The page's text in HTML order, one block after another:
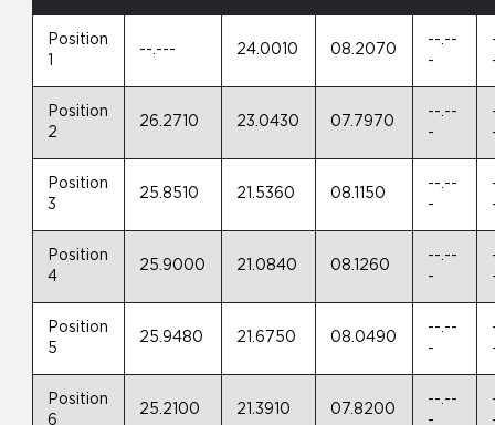
Position
--.--- 24.0010 08.2070
--.--
-
Position
2
26.2710 23.0430 07.7970
--.--
-
Position
3
25.8510 21.5360 08.1150
--.--
-
Position
4
25.9000 21.0840 08.1260
--.--
-
Position
5
25.9480 21.6750 08.0490
--.--
-
Position
6
25.2100 21.3910 07.8200
--.--
-